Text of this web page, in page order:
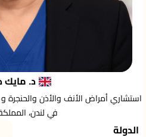
د. مايك
استشاري أمراض الأنف والأذن والحنجرة و
في لندن،
الدولة